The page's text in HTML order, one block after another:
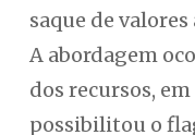
saque de
A abordagem
dos recursos,
possibilitou o